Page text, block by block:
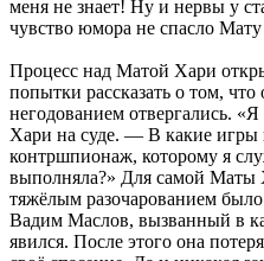
меня не знает! Ну и нервы у
чувство юмора не спасло
Процесс над Матой Хари
попытки рассказать о том,
негодованием отвергались.
Хари на суде. — В какие игры
контршпионаж, которому я
выполняла?» Для самой Маты
тяжёлым разочарованием
Вадим Маслов, вызванный в
явился. После этого она